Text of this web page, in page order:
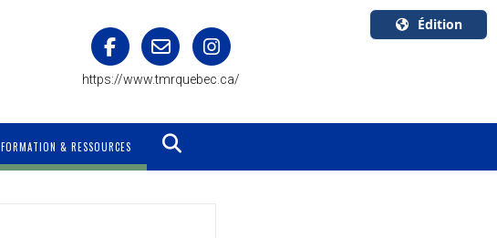
https://www.tmrquebec.ca/
Édition
Canada
FORMATION & RESSOURCES